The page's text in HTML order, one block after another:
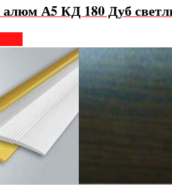
А5 КД 180 Дуб